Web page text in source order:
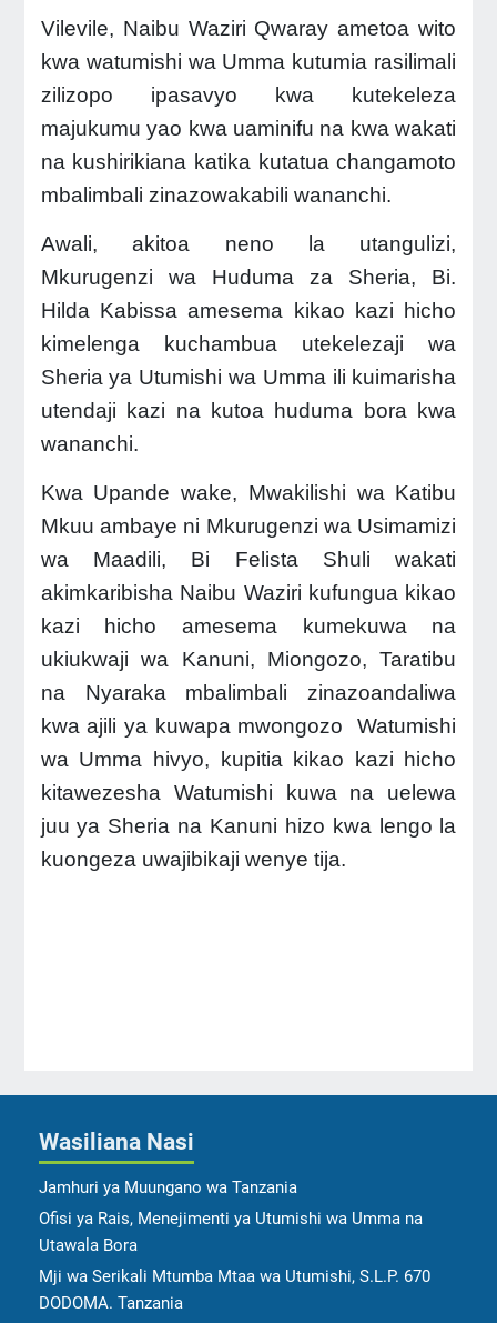
Vilevile, Naibu Waziri Qwaray ametoa wito
kwa watumishi wa Umma kutumia rasilimali
zilizopo ipasavyo kwa kutekeleza
majukumu yao kwa uaminifu na kwa wakati
na kushirikiana katika kutatua changamoto
mbalimbali zinazowakabili wananchi.
Awali, akitoa neno la utangulizi,
Mkurugenzi wa Huduma za Sheria, Bi.
Hilda Kabissa amesema kikao kazi hicho
kimelenga kuchambua utekelezaji wa
Sheria ya Utumishi wa Umma ili kuimarisha
utendaji kazi na kutoa huduma bora kwa
wananchi.
Kwa Upande wake, Mwakilishi wa Katibu
Mkuu ambaye ni Mkurugenzi wa Usimamizi
wa Maadili, Bi Felista Shuli wakati
akimkaribisha Naibu Waziri kufungua kikao
kazi hicho amesema kumekuwa na
ukiukwaji wa Kanuni, Miongozo, Taratibu
na Nyaraka mbalimbali zinazoandaliwa
kwa ajili ya kuwapa mwongozo Watumishi
wa Umma hivyo, kupitia kikao kazi hicho
kitawezesha Watumishi kuwa na uelewa
juu ya Sheria na Kanuni hizo kwa lengo la
kuongeza uwajibikaji wenye tija.
Wasiliana Nasi
Jamhuri ya Muungano wa Tanzania
Ofisi ya Rais, Menejimenti ya Utumishi wa Umma na
Utawala Bora
Mji wa Serikali Mtumba Mtaa wa Utumishi, S.L.P. 670
DODOMA. Tanzania